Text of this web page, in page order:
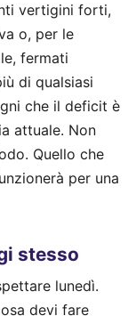
vertigini forti,
o, per le
fermati
di qualsiasi
che il deficit è
attuale. Non
Quello che
per una
stesso
lunedì.
devi fare